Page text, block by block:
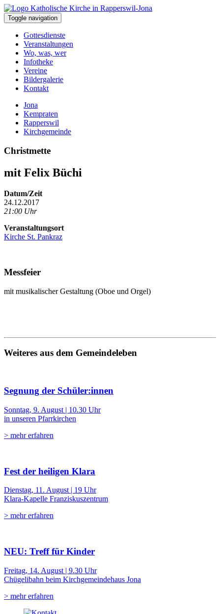
Toggle navigation
Gottesdienste
Veranstaltungen
Wo, was, wer
Infotheke
Vereine
Bildergalerie
Kontakt
Jona
Kempraten
Rapperswil
Kirchgemeinde
Christmette
mit Felix Büchi
Datum/Zeit
24.12.2017
21:00 Uhr
Veranstaltungsort
Kirche St. Pankraz
Messfeier
mit musikalischer Gestaltung (Oboe und Orgel)
Weiteres aus dem Gemeindeleben
Segnung der Schüler:innen
Sonntag, 9. August | 10.30 Uhr
in unseren Pfarrkirchen
> mehr erfahren
Fest der heiligen Klara
Dienstag, 11. August | 19 Uhr
Klara-Kapelle Franziskuszentrum
> mehr erfahren
NEU: Treff für Kinder
Freitag, 14. August | 9.30 Uhr
Chügelibahn beim Kirchgemeindehaus Jona
> mehr erfahren